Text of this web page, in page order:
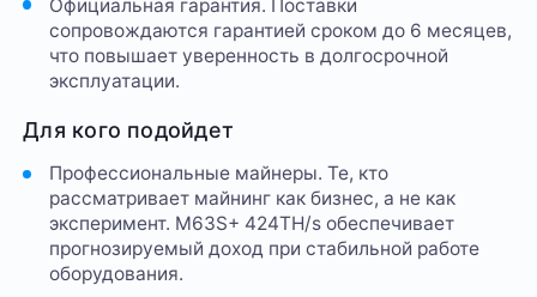
Официальная гарантия. Поставки
сопровождаются гарантией сроком до 6 месяцев,
что повышает уверенность в долгосрочной
эксплуатации.
Для кого подойдет
Профессиональные майнеры. Те, кто
рассматривает майнинг как бизнес, а не как
эксперимент. M63S+ 424TH/s обеспечивает
прогнозируемый доход при стабильной работе
оборудования.